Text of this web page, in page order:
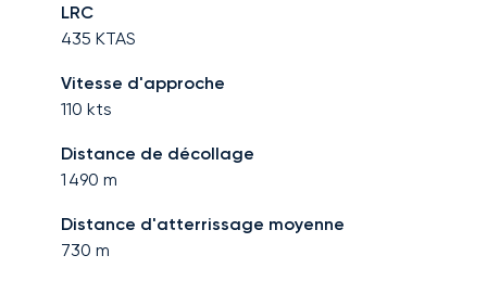
LRC
435 KTAS
Vitesse d'approche
110 kts
Distance de décollage
1 490 m
Distance d'atterrissage moyenne
730 m